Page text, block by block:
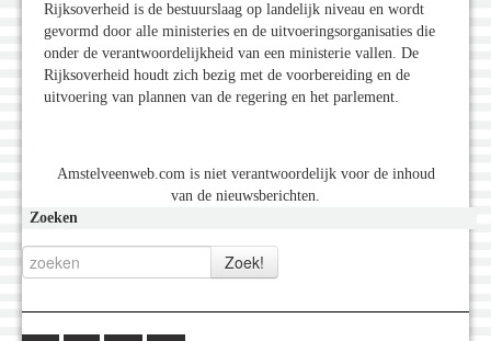
Rijksoverheid is de bestuurslaag op landelijk niveau en wordt
gevormd door alle ministeries en de uitvoeringsorganisaties die
onder de verantwoordelijkheid van een ministerie vallen. De
Rijksoverheid houdt zich bezig met de voorbereiding en de
uitvoering van plannen van de regering en het parlement.
Amstelveenweb.com is niet verantwoordelijk voor de inhoud
van de nieuwsberichten.
Zoeken